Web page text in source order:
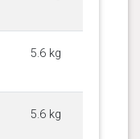
5.6 kg
5.6 kg